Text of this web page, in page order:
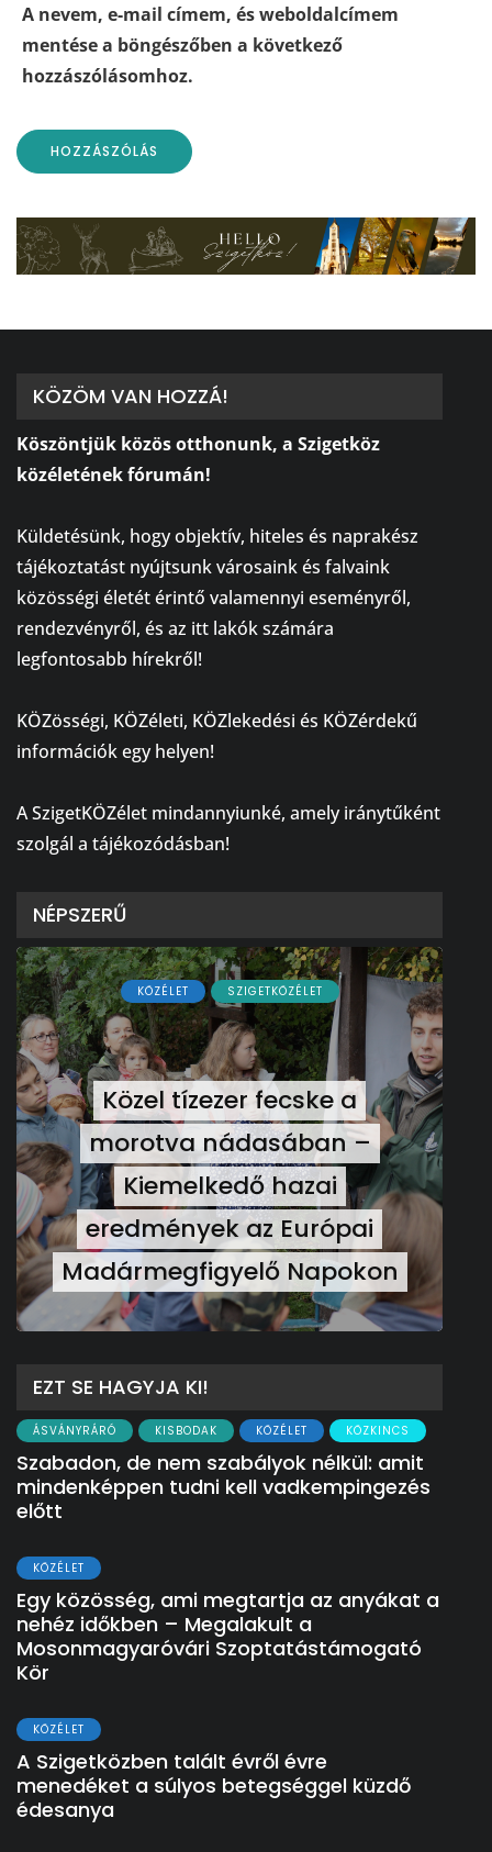
A nevem, e-mail címem, és weboldalcímem
mentése a böngészőben a következő
hozzászólásomhoz.
KÖZÖM VAN HOZZÁ!
Köszöntjük közös otthonunk, a Szigetköz
közéletének fórumán!
Küldetésünk, hogy objektív, hiteles és naprakész
tájékoztatást nyújtsunk városaink és falvaink
közösségi életét érintő valamennyi eseményről,
rendezvényről, és az itt lakók számára
legfontosabb hírekről!
KÖZösségi, KÖZéleti, KÖZlekedési és KÖZérdekű
információk egy helyen!
A SzigetKÖZélet mindannyiunké, amely iránytűként
szolgál a tájékozódásban!
NÉPSZERŰ
KÖZÉLET SZIGETKÖZÉLET
Közel tízezer fecske a
morotva nádasában –
Kiemelkedő hazai
eredmények az Európai
Madármegfigyelő Napokon
EZT SE HAGYJA KI!
ÁSVÁNYRÁRÓ KISBODAK KÖZÉLET KÖZKINCS
Szabadon, de nem szabályok nélkül: amit
mindenképpen tudni kell vadkempingezés
előtt
KÖZÉLET
Egy közösség, ami megtartja az anyákat a
nehéz időkben – Megalakult a
Mosonmagyaróvári Szoptatástámogató
Kör
KÖZÉLET
A Szigetközben talált évről évre
menedéket a súlyos betegséggel küzdő
édesanya